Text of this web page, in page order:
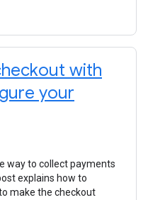
for you. Let's dive into the
to know.
with
your
way to collect payments
explains how to
make the checkout